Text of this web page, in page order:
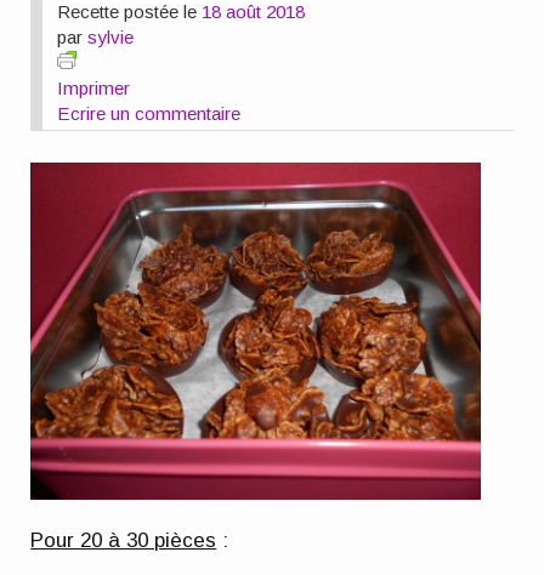
Recette postée le 18 août 2018
parsylvie
Imprimer
Ecrire un commentaire
Pour 20 à 30 pièces :